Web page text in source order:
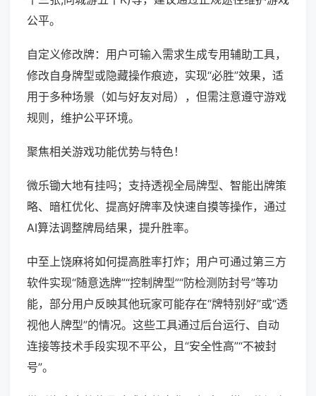
公平。
自定义修改牌：用户可输入需求生成专用辅助工具，
修改自身牌型或隐藏操作痕迹，实现“必胜”效果，适
用于多种场景（如与好友对局），但需注意遵守游戏
规则，维护公平环境。
聚焦相关游戏功能优势与特色！
微乐锄大地有挂吗；支持透视全局牌型、智能出牌策
略、暗杠优化、提高好牌率及快速自摸等操作，通过
AI算法调整牌局结果，提升胜率。
中至上饶麻将如何提高胜率打炸；用户可通过第三方
软件实现“随意选牌”“控制牌型”“防检测防封号”等功
能，部分用户反映其他玩家可能存在“牌特别好”或“透
视他人牌型”的情况。这些工具通过后台运行、自动
连接等技术手段实现不平公，且“安全性高”“不被封
号”。